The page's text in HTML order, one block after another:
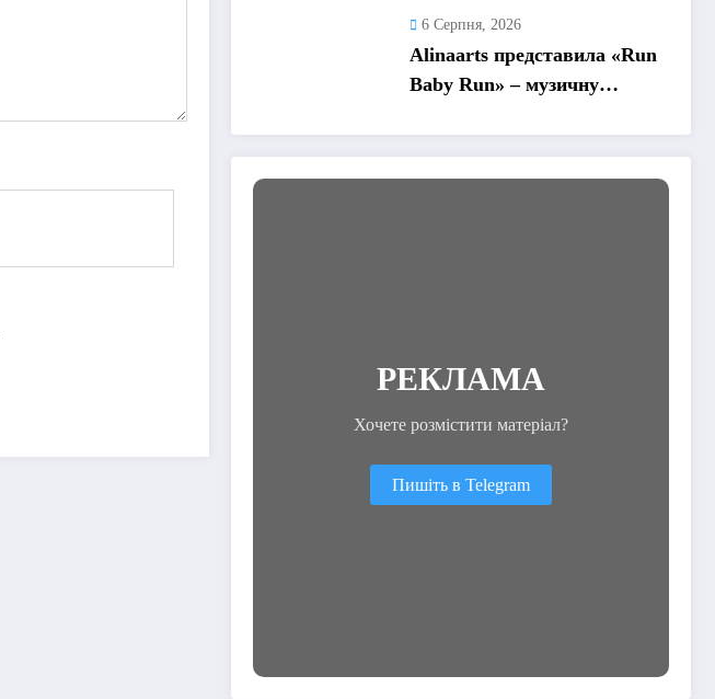
6 Серпня, 2026
Alinaarts представила «Run
Baby Run» – музичну
РЕКЛАМА
Хочете розмістити матеріал?
Пишіть в Telegram